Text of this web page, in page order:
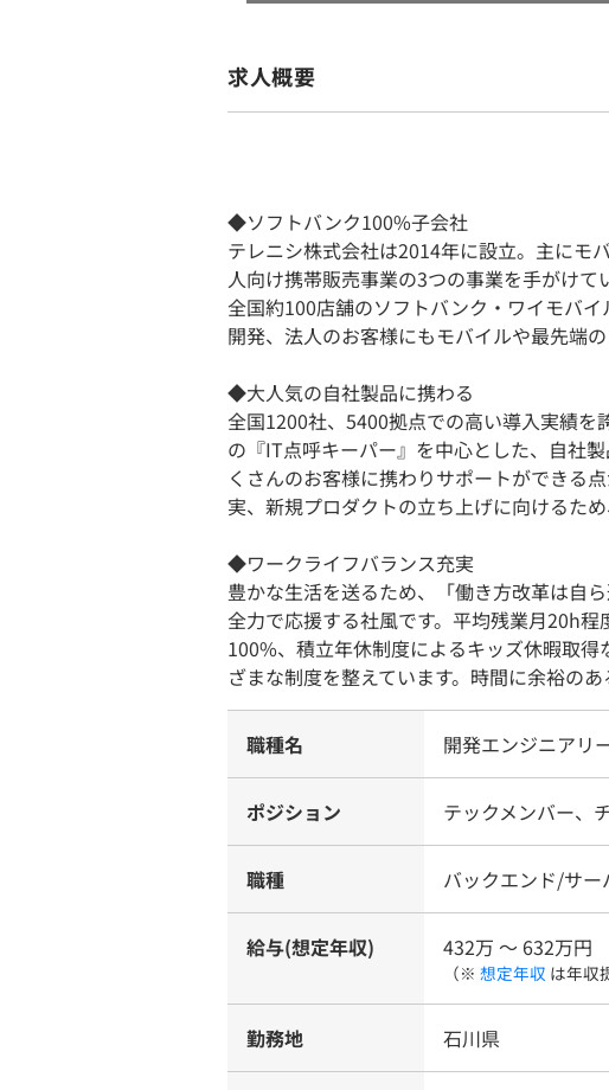
求人概要
◆ソフトバンク100%子会社
テレニシ株式会社は2014年に設立。主にモ
人向け携帯販売事業の3つの事業を手がけて
全国約100店舗のソフトバンク・ワイモバ
開発、法人のお客様にもモバイルや最先端
◆大人気の自社製品に携わる
全国1200社、5400拠点での高い導入実績
の『IT点呼キーパー』を中心とした、自社
くさんのお客様に携わりサポートができる
実、新規プロダクトの立ち上げに向けるた
◆ワークライフバランス充実
豊かな生活を送るため、「働き方改革は自
全力で応援する社風です。平均残業月20h
100%、積立年休制度によるキッズ休暇取
ざまな制度を整えています。時間に余裕のあ
職種名 開発エンジニアリ
ポジション テックメンバー、
職種 バックエンド/サー
給与(想定年収) 432万 〜 632万円
（※ 想定年収 は年収
勤務地 石川県